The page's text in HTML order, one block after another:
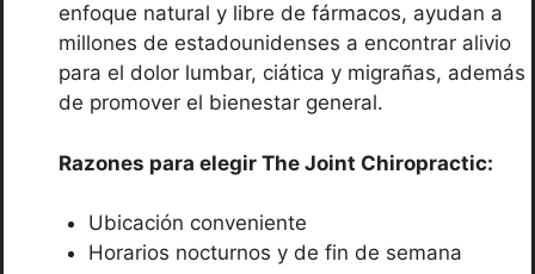
enfoque natural y libre de fármacos, ayudan a
millones de estadounidenses a encontrar alivio
para el dolor lumbar, ciática y migrañas, además
de promover el bienestar general.
Razones para elegir The Joint Chiropractic:
Ubicación conveniente
Horarios nocturnos y de fin de semana